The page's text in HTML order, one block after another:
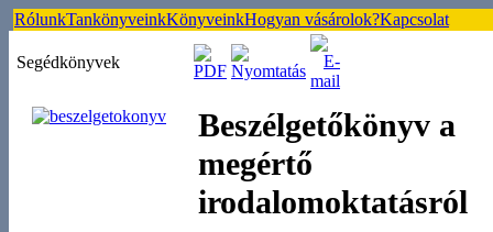
RólunkTankönyveinkKönyveinkHogyan vásárolok?Kapcsolat
Segédkönyvek
Beszélgetőkönyv a
megértő
irodalomoktatásról